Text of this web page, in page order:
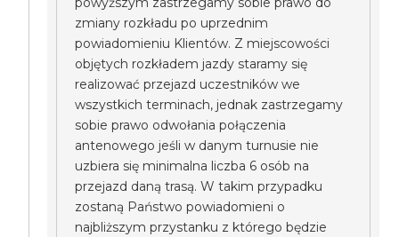
zmiany rozkładu po uprzednim
powiadomieniu Klientów. Z miejscowości
objętych rozkładem jazdy staramy się
realizować przejazd uczestników we
wszystkich terminach, jednak zastrzegamy
sobie prawo odwołania połączenia
antenowego jeśli w danym turnusie nie
uzbiera się minimalna liczba 6 osób na
przejazd daną trasą. W takim przypadku
zostaną Państwo powiadomieni o
najbliższym przystanku z którego będzie